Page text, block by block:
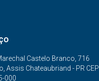
Castelo Branco, 716
Assis Chateaubriand - PR CEP
000